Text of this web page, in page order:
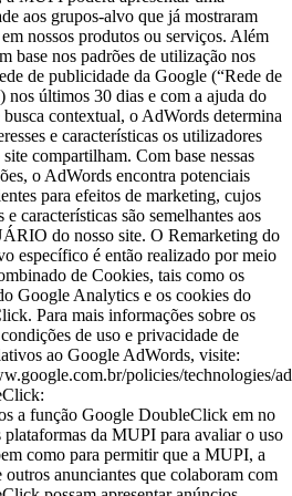
aos grupos-alvo que já mostraram
em nossos produtos ou serviços. Além
base nos padrões de utilização nos
de publicidade da Google (“Rede de
nos últimos 30 dias e com a ajuda do
contextual, o AdWords determina
e características os utilizadores
compartilham. Com base nessas
o AdWords encontra potenciais
para efeitos de marketing, cujos
e características são semelhantes aos
do nosso site. O Remarketing do
específico é então realizado por meio
de Cookies, tais como os
Google Analytics e os cookies do
Para mais informações sobre os
de uso e privacidade de
ao Google AdWords, visite:
policies/technologies/
a função Google DoubleClick em no
plataformas da MUPI para avaliar o uso
como para permitir que a MUPI, a
outros anunciantes que colaboram com